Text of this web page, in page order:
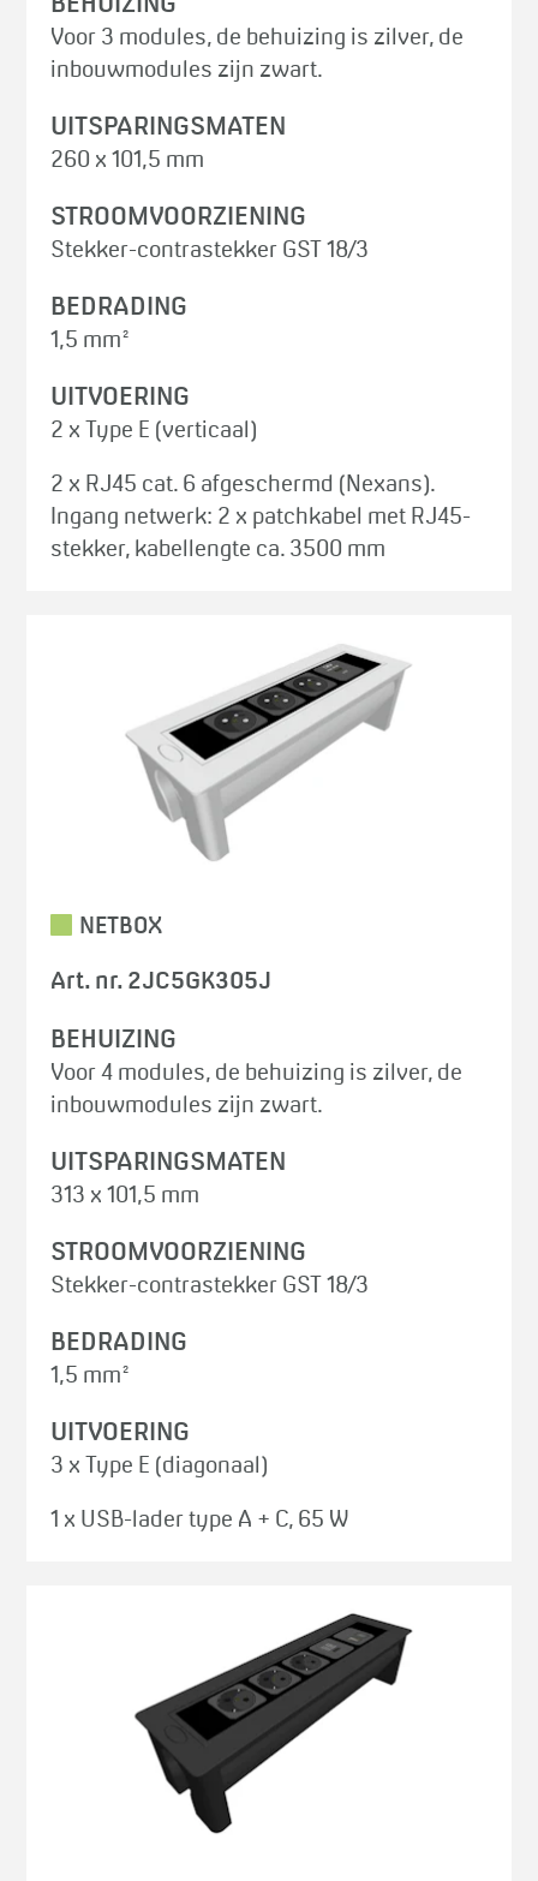
Voor 3 modules, de behuizing is zilver, de
inbouwmodules zijn zwart.
UITSPARINGSMATEN
260 x 101,5 mm
STROOMVOORZIENING
Stekker-contrastekker GST 18/3
BEDRADING
1,5 mm²
UITVOERING
2 x Type E (verticaal)
2 x RJ45 cat. 6 afgeschermd (Nexans).
Ingang netwerk: 2 x patchkabel met RJ45-
stekker, kabellengte ca. 3500 mm
NETBOX
Art. nr. 2JC5GK305J
BEHUIZING
Voor 4 modules, de behuizing is zilver, de
inbouwmodules zijn zwart.
UITSPARINGSMATEN
313 x 101,5 mm
STROOMVOORZIENING
Stekker-contrastekker GST 18/3
BEDRADING
1,5 mm²
UITVOERING
3 x Type E (diagonaal)
1 x USB-lader type A + C, 65 W